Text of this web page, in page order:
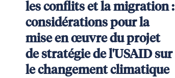
les conflits et la migration :
considérations pour la
mise en œuvre du projet
de stratégie de l'USAID sur
le changement climatique